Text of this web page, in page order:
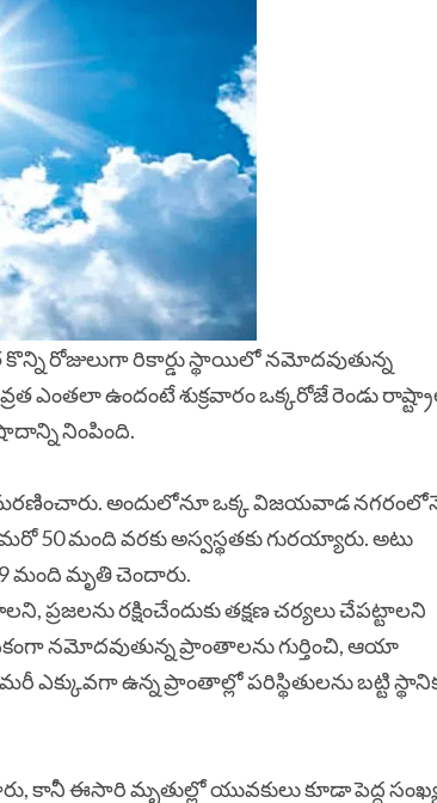
రోజులుగా రికార్డు స్థాయిలో నమోదవుతున్న
ఎంతలా ఉందంటే శుక్రవారం ఒక్కరోజే రెండు
నింపింది.
మరణించారు. అందులోనూ ఒక్క విజయవాడ
50 మంది వరకు అస్వస్థతకు గురయ్యారు. అటు
మంది మృతి చెందారు.
ప్రజలను రక్షించేందుకు తక్షణ చర్యలు చేపట్టాలని
నమోదవుతున్న ప్రాంతాలను గుర్తించి, ఆయా
ఎక్కువగా ఉన్న ప్రాంతాల్లో పరిస్థితులను బట్టి
కానీ ఈసారి మృతుల్లో యువకులు కూడా పెద్ద